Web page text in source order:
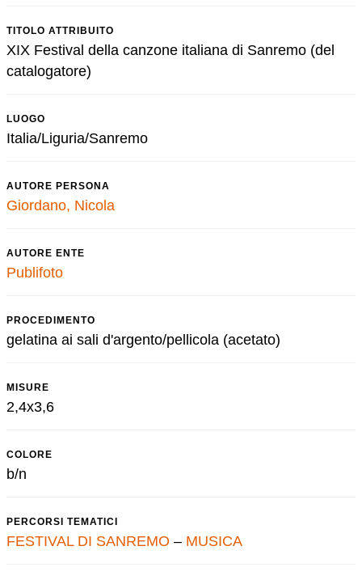
TITOLO ATTRIBUITO
XIX Festival della canzone italiana di Sanremo (del
catalogatore)
LUOGO
Italia/Liguria/Sanremo
AUTORE PERSONA
Giordano, Nicola
AUTORE ENTE
Publifoto
PROCEDIMENTO
gelatina ai sali d'argento/pellicola (acetato)
MISURE
2,4x3,6
COLORE
b/n
PERCORSI TEMATICI
FESTIVAL DI SANREMO – MUSICA